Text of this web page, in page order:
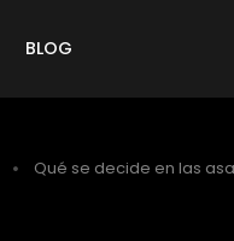
BLOG
Qué se decide en las